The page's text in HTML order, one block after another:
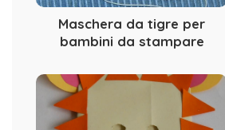
Maschera da tigre per
bambini da stampare